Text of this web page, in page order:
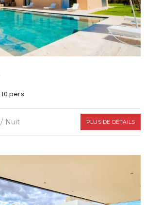
10 pers
/ Nuit PLUS DE DÉTAILS